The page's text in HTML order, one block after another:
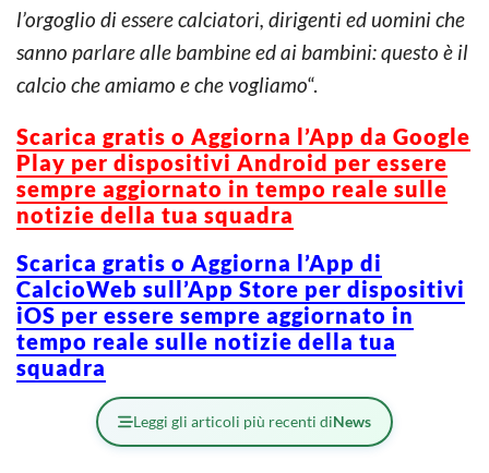
l’orgoglio di essere calciatori, dirigenti ed uomini che
sanno parlare alle bambine ed ai bambini: questo è il
calcio che amiamo e che vogliamo“.
Scarica gratis o Aggiorna l’App da Google
Play per dispositivi Android per essere
sempre aggiornato in tempo reale sulle
notizie della tua squadra
Scarica gratis o Aggiorna l’App di
CalcioWeb sull’App Store per dispositivi
iOS per essere sempre aggiornato in
tempo reale sulle notizie della tua
squadra
Leggi gli articoli più recenti diNews